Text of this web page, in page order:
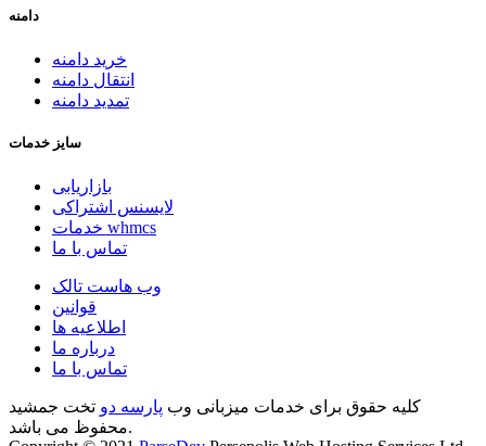
دامنه
خرید دامنه
انتقال دامنه
تمدید دامنه
سایز خدمات
بازاریابی
لایسنس اشتراکی
خدمات whmcs
تماس با ما
وب هاست تالک
قوانین
اطلاعیه ها
درباره ما
تماس با ما
کلیه حقوق برای خدمات میزبانی وب پارسه دو تخت جمشید
محفوظ می باشد.